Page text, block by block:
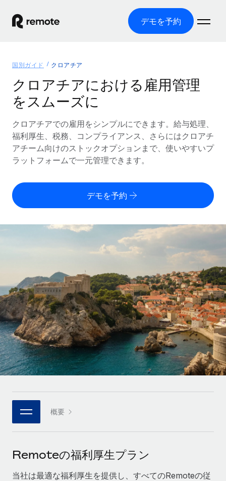
デモを予約
グローバル雇用
グローバル給与処理
コンプライアンス対応の給与処理を手軽に
Employer of Record（EOR）
グローバル展開をコストをかけずに実現
Contractor of Record
世界中の契約社員と法令を遵守して契約
世界中の契約社員をオンボーディングし、管理
インフラ
Remote統合
人事機能をワークフローにシームレスに統合する
プラットフォーム
チームのための人事の基本機能を内蔵
接続 新しい
当社のMCPを使用して、あらゆるAIツールをRemoteに接続
統合
基本的なビジネスツールを活用して業務プロセスを効率化す
ソリューション
各国の制度に対応
国別ガイド
/国別のグローバル雇用支援を検索する
Remoteを他社と比較
スタートアップ
成長中の企業向けのアジャイルなグローバルHR・給与処理ソ
リューション
ミッドマーケット
カスタマイズされた人事ソリューションでチームを拡大する
企業
大企業向けのグローバルHR
パートナーに登録
戦略的テクノロジーパートナー
グローバルな人事機能を柔軟に自社プラットフォームへ統合
当社とのパートナーシップの可能性を検討する
Remote Build 近日リリース予定
リソース
ツールと計算ツール
従業員コスト計算ツール
契約社員の報酬計算ツール
グローバルな契約社員向けに、通貨オプションと支払スピー
REMOTEで学習
リサーチおよびガイド
活用事例
HR用語集
チェックリストおよびテンプレート
職務内容ライブラリ
ウェビナー
イベント
ニュースルーム
給与・人材情報
価格
English
Deutsch
Español
Italiano
Português (Portugal)
日本語
한국어
ログイン
国別ガイド クロアチア
クロアチアにおける雇用管理
をスムーズに
クロアチアでの雇用をシンプルにできます。給与処理、
福利厚生、税務、コンプライアンス、さらにはクロアチ
アチーム向けのストックオプションまで、使いやすいプ
ラットフォームで一元管理できます。
デモを予約
概要
Remoteの福利厚生プラン
当社は最適な福利厚生を提供し、すべてのRemoteの従